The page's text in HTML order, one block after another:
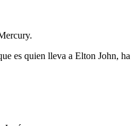
es quien lleva a Elton John,